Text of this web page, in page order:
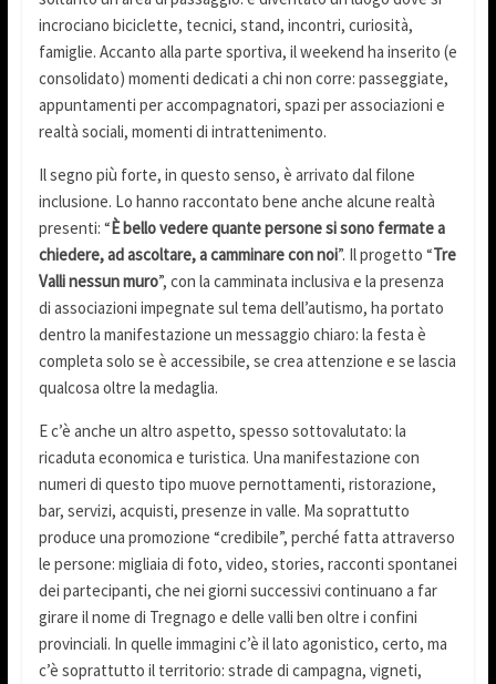
incrociano biciclette, tecnici, stand, incontri, curiosità,
famiglie. Accanto alla parte sportiva, il weekend ha inserito (e
consolidato) momenti dedicati a chi non corre: passeggiate,
appuntamenti per accompagnatori, spazi per associazioni e
realtà sociali, momenti di intrattenimento.
Il segno più forte, in questo senso, è arrivato dal filone
inclusione. Lo hanno raccontato bene anche alcune realtà
presenti: “È bello vedere quante persone si sono fermate a
chiedere, ad ascoltare, a camminare con noi”. Il progetto “Tre
Valli nessun muro”, con la camminata inclusiva e la presenza
di associazioni impegnate sul tema dell’autismo, ha portato
dentro la manifestazione un messaggio chiaro: la festa è
completa solo se è accessibile, se crea attenzione e se lascia
qualcosa oltre la medaglia.
E c’è anche un altro aspetto, spesso sottovalutato: la
ricaduta economica e turistica. Una manifestazione con
numeri di questo tipo muove pernottamenti, ristorazione,
bar, servizi, acquisti, presenze in valle. Ma soprattutto
produce una promozione “credibile”, perché fatta attraverso
le persone: migliaia di foto, video, stories, racconti spontanei
dei partecipanti, che nei giorni successivi continuano a far
girare il nome di Tregnago e delle valli ben oltre i confini
provinciali. In quelle immagini c’è il lato agonistico, certo, ma
c’è soprattutto il territorio: strade di campagna, vigneti,